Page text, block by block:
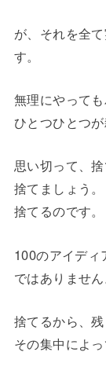
が、それを全
す。
無理にやっても
ひとつひとつ
思い切って、捨
捨てましょう。
捨てるのです。
100のアイディ
ではありません
捨てるから、残
その集中によ